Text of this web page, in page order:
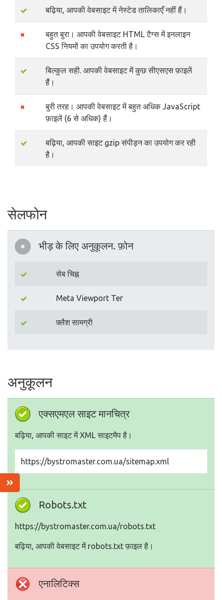
बढ़िया, आपकी वेबसाइट में नेस्टेड तालिकाएँ नहीं हैं।
बहुत बुरा। आपकी वेबसाइट HTML टैग्स में इनलाइन
CSS नियमों का उपयोग करती है।
बिल्कुल सही. आपकी वेबसाइट में कुछ सीएसएस फ़ाइलें
हैं।
बुरी तरह। आपकी वेबसाइट में बहुत अधिक JavaScript
फ़ाइलें (6 से अधिक) हैं।
बढ़िया, आपकी साइट gzip संपीड़न का उपयोग कर रही
है।
सेलफोन
भीड़ के लिए अनुकूलन. फ़ोन
सेब चिह्न
Meta Viewport Тег
फ़्लैश सामग्री
अनुकूलन
एक्सएमएल साइट मानचित्र
बढ़िया, आपकी साइट में XML साइटमैप है।
https://bystromaster.com.ua/sitemap.xml
Robots.txt
https://bystromaster.com.ua/robots.txt
बढ़िया, आपकी वेबसाइट में robots.txt फ़ाइल है।
एनालिटिक्स